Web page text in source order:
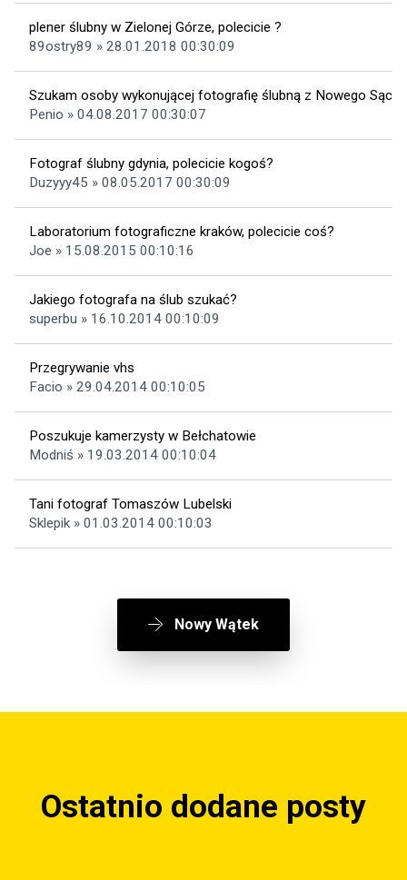
plener ślubny w Zielonej Górze, polecicie ?
89ostry89 » 28.01.2018 00:30:09
Szukam osoby wykonującej fotografię ślubną z Nowego
Penio » 04.08.2017 00:30:07
Fotograf ślubny gdynia, polecicie kogoś?
Duzyyy45 » 08.05.2017 00:30:09
Laboratorium fotograficzne kraków, polecicie coś?
Joe » 15.08.2015 00:10:16
Jakiego fotografa na ślub szukać?
superbu » 16.10.2014 00:10:09
Przegrywanie vhs
Facio » 29.04.2014 00:10:05
Poszukuje kamerzysty w Bełchatowie
Modniś » 19.03.2014 00:10:04
Tani fotograf Tomaszów Lubelski
Sklepik » 01.03.2014 00:10:03
Nowy Wątek
Ostatnio dodane posty